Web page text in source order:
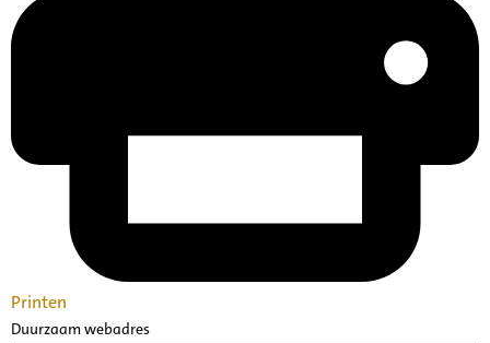
Printen
Duurzaam webadres